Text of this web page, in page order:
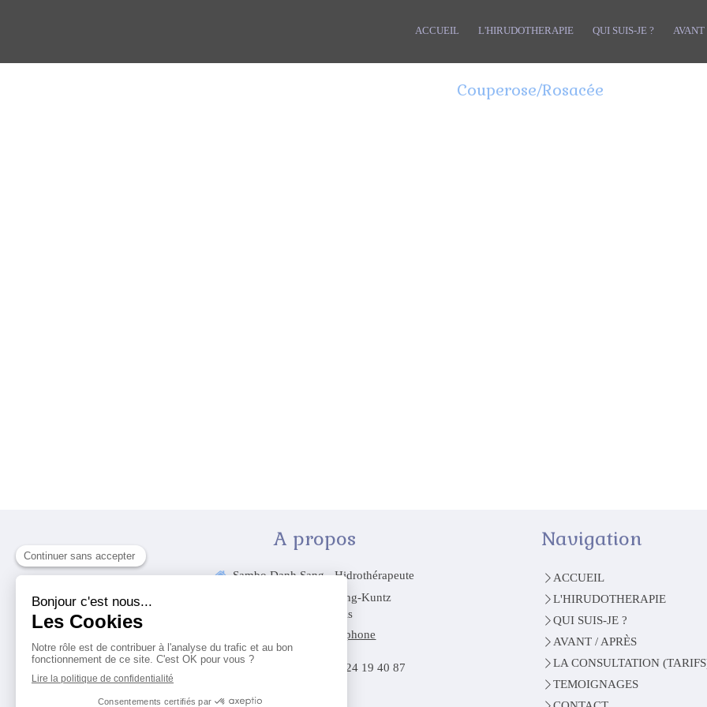
ACCUEIL L'HIRUDOTHERAPIE QUI SUIS-JE ? AVANT
Couperose/Rosacée
A propos
Sambo Danh Sang - Hidrothérapeute
25 Allée Rose Dieng-Kuntz
Paris
Afficher le téléphone
© Sambo Danh Sang 06 24 19 40 87
Navigation
ACCUEIL
L'HIRUDOTHERAPIE
QUI SUIS-JE ?
AVANT / APRÈS
LA CONSULTATION
TEMOIGNAGES